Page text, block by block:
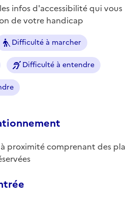
infos d'accessibilité qui vous
de votre handicap
Difficulté à marcher
Difficulté à entendre
proximité comprenant des pla